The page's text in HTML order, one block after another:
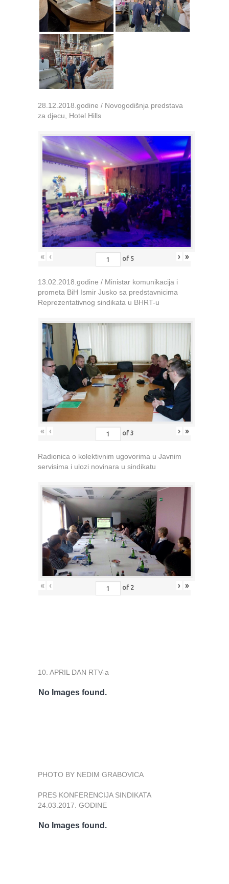
28.12.2018.godine / Novogodišnja predstava
za djecu, Hotel Hills
« ‹ of 5 › »
13.02.2018.godine / Ministar komunikacija i
prometa BiH Ismir Jusko sa predstavnicima
Reprezentativnog sindikata u BHRT-u
« ‹ of 3 › »
Radionica o kolektivnim ugovorima u Javnim
servisima i ulozi novinara u sindikatu
« ‹ of 2 › »
10. APRIL DAN RTV-a
No Images found.
PHOTO BY NEDIM GRABOVICA
PRES KONFERENCIJA SINDIKATA
24.03.2017. GODINE
No Images found.